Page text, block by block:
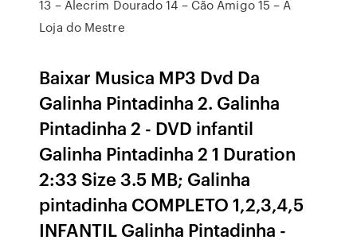
13 – Alecrim Dourado 14 – Cão Amigo 15 – A
Loja do Mestre
Baixar Musica MP3 Dvd Da
Galinha Pintadinha 2. Galinha
Pintadinha 2 - DVD infantil
Galinha Pintadinha 2 1 Duration
2:33 Size 3.5 MB; Galinha
pintadinha COMPLETO 1,2,3,4,5
INFANTIL Galinha Pintadinha -